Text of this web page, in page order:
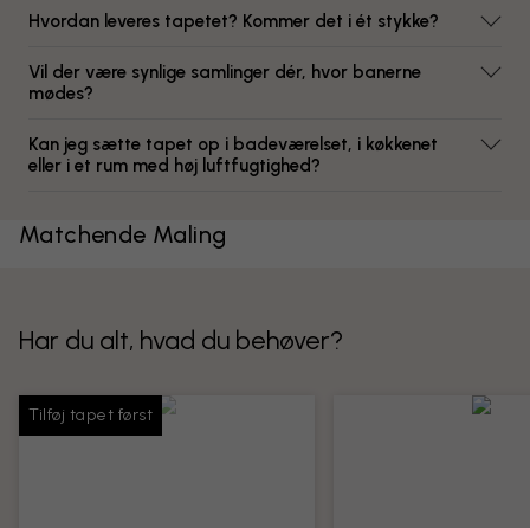
Hvordan leveres tapetet? Kommer det i ét stykke?
Vil der være synlige samlinger dér, hvor banerne
mødes?
Kan jeg sætte tapet op i badeværelset, i køkkenet
eller i et rum med høj luftfugtighed?
Matchende Maling
Har du alt, hvad du behøver?
Tilføj tapet først